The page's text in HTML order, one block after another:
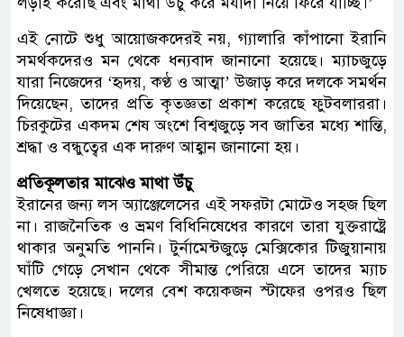
এই নোটে শুধু আয়োজকদেরই নয়, গ্যালারি কাঁপানো ইরানি
সমর্থকদেরও মন থেকে ধন্যবাদ জানানো হয়েছে। ম্যাচজুড়ে
যারা নিজেদের ‘হৃদয়, কণ্ঠ ও আত্মা’ উজাড় করে দলকে সমর্থন
দিয়েছেন, তাদের প্রতি কৃতজ্ঞতা প্রকাশ করেছে ফুটবলাররা।
চিরকুটের একদম শেষ অংশে বিশ্বজুড়ে সব জাতির মধ্যে শান্তি,
শ্রদ্ধা ও বন্ধুত্বের এক দারুণ আহ্বান জানানো হয়।
প্রতিকূলতার মাঝেও মাথা উঁচু
ইরানের জন্য লস অ্যাঞ্জেলেসের এই সফরটা মোটেও সহজ ছিল
না। রাজনৈতিক ও ভ্রমণ বিধিনিষেধের কারণে তারা যুক্তরাষ্ট্রে
থাকার অনুমতি পাননি। টুর্নামেন্টজুড়ে মেক্সিকোর টিজুয়ানায়
ঘাঁটি গেড়ে সেখান থেকে সীমান্ত পেরিয়ে এসে তাদের ম্যাচ
খেলতে হয়েছে। দলের বেশ কয়েকজন স্টাফের ওপরও ছিল
নিষেধাজ্ঞা।